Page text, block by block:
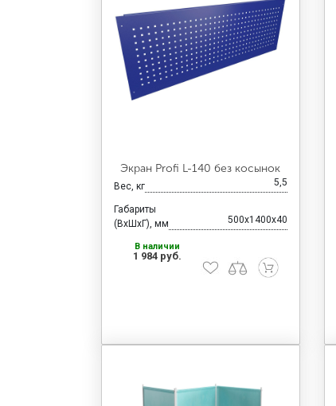
Экран Profi L-140 без косынок
Вес, кг 5,5
Габариты
(ВхШхГ), мм
500x1400x40
В наличии
1 984 руб.